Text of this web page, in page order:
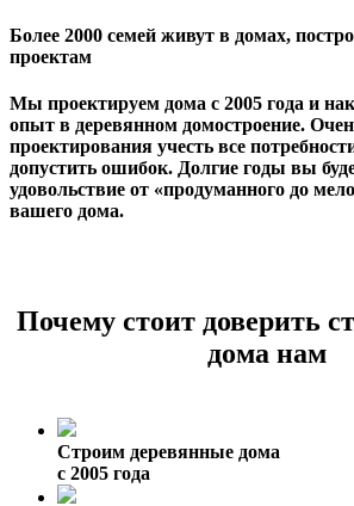
Более 2000 семей живут в домах,
проектам
Мы проектируем дома с 2005 года и
опыт в деревянном домостроение.
проектирования учесть все
допустить ошибок. Долгие годы вы
удовольствие от «продуманного до
вашего дома.
Почему стоит доверить
дома нам
Строим деревянные дома
с 2005 года